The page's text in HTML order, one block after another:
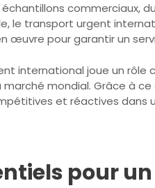
commerciaux,
le transport urgent
œuvre pour garantir un
international joue un
mondial. Grâce à
et réactives
pour